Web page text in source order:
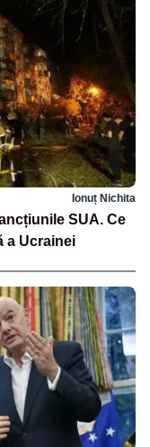
Ionuț Nichita
SUA. Ce
a Ucrainei